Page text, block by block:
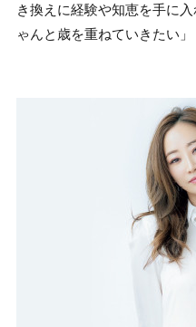
き換えに経験や知恵を手に
ゃんと歳を重ねていきたい」